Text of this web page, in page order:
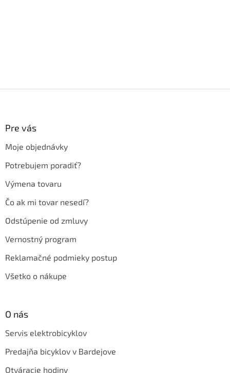
Pre vás
Moje objednávky
Potrebujem poradiť?
Výmena tovaru
Čo ak mi tovar nesedí?
Odstúpenie od zmluvy
Vernostný program
Reklamačné podmieky postup
Všetko o nákupe
O nás
Servis elektrobicyklov
Predajňa bicyklov v Bardejove
Otváracie hodiny